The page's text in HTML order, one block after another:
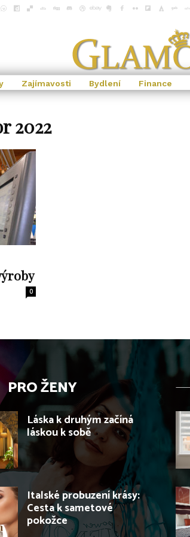
Zajímavosti Bydlení Finance
2022
0
PRO ŽENY
Láska k druhým začíná
láskou k sobě
Italské probuzení krásy:
Cesta k sametové
pokožce